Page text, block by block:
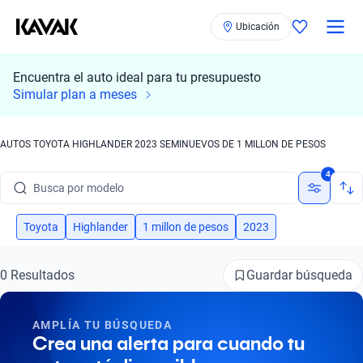
Ubicación
Encuentra el auto ideal para tu presupuesto
Simular plan a meses
AUTOS TOYOTA HIGHLANDER 2023 SEMINUEVOS DE 1 MILLON DE PESOS
Busca por modelo
Busca por versión
Busca por año
Busca por marca
Busca por versión
4
Toyota Highlander 1 millon de pesos 2023
0 Resultados Guardar búsqueda
AMPLÍA TU BÚSQUEDA
Crea una alerta para cuando tu